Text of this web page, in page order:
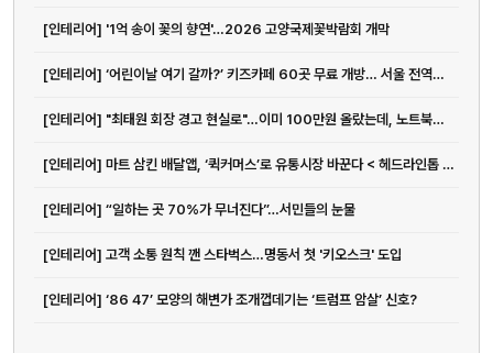
[인테리어] '1억 송이 꽃의 향연'…2026 고양국제꽃박람회 개막
[인테리어] ‘어린이날 여기 갈까?’ 키즈카페 60곳 무료 개방… 서울 전역이 놀이...
[인테리어] "최태원 회장 경고 현실로"…이미 100만원 올랐는데, 노트북값 더 오른다고?
[인테리어] 마트 삼킨 배달앱, ‘퀵커머스’로 유통시장 바꾼다 < 헤드라인톱 <...
[인테리어] “일하는 곳 70%가 무너진다”…서민들의 눈물
[인테리어] 고객 소통 원칙 깬 스타벅스…명동서 첫 '키오스크' 도입
[인테리어] ‘86 47’ 모양의 해변가 조개껍데기는 ‘트럼프 암살’ 신호?
051-711-2397
이메일
부산 강서구 명지국제2로 41